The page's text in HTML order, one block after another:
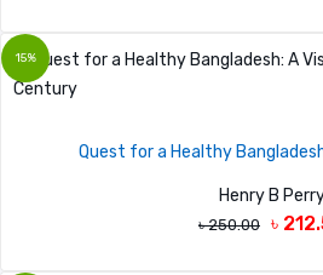
15%
Quest for a Healthy
Henry B
৳ 250.00 ৳